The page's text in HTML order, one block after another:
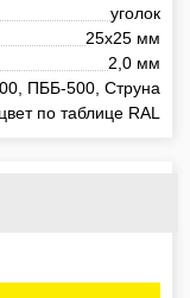
уголок
25х25 мм
2,0 мм
ПББ-500, Струна
по таблице RAL